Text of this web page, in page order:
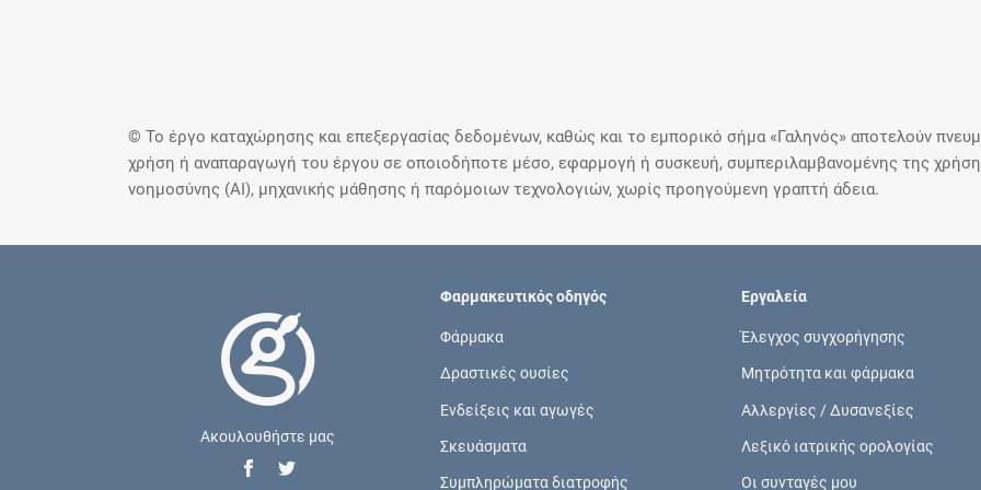
© Το έργο καταχώρησης και επεξεργασίας δεδομένων, καθώς και το εμπορικό σήμα «Γαληνός» αποτελούν
χρήση ή αναπαραγωγή του έργου σε οποιοδήποτε μέσο, εφαρμογή ή συσκευή, συμπεριλαμβανομένης της
νοημοσύνης (AI), μηχανικής μάθησης ή παρόμοιων τεχνολογιών, χωρίς προηγούμενη γραπτή άδεια.
Ακουλουθήστε μας
Φαρμακευτικός οδηγός
Φάρμακα
Δραστικές ουσίες
Ενδείξεις και αγωγές
Σκευάσματα
Συμπληρώματα διατροφής
Εργαλεία
Έλεγχος συγχορήγησης
Μητρότητα και φάρμακα
Αλλεργίες / Δυσανεξίες
Λεξικό ιατρικής ορολογίας
Οι συνταγές μου